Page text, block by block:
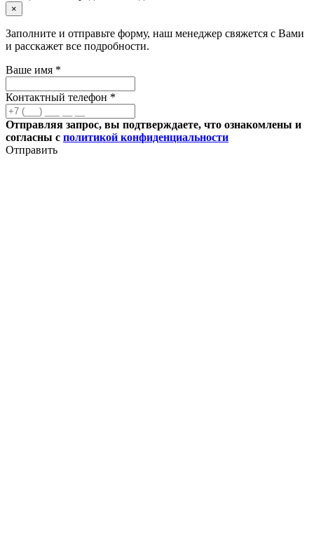
×
Заполните и отправьте форму, наш менеджер свяжется с Вами
и расскажет все подробности.
Ваше имя *
Контактный телефон *
Отправляя запрос, вы подтверждаете, что ознакомлены и
согласны с политикой конфиденциальности
Отправить